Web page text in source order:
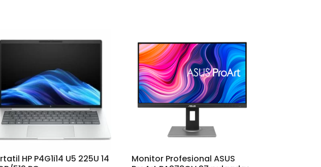
HP P4G1i14 U5 225U 14
Monitor Profesional ASUS